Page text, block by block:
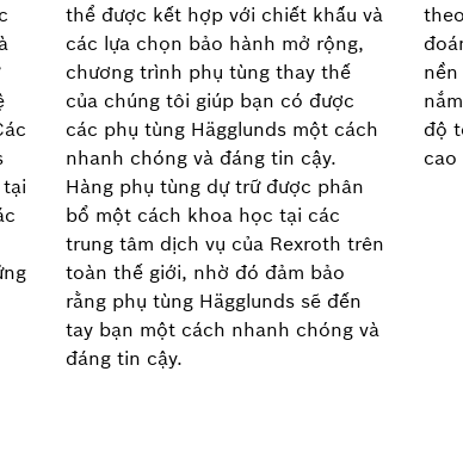
thể được kết hợp với chiết khấu và
các lựa chọn bảo hành mở rộng,
chương trình phụ tùng thay thế
của chúng tôi giúp bạn có được
các phụ tùng Hägglunds một cách
nhanh chóng và đáng tin cậy.
Hàng phụ tùng dự trữ được phân
bổ một cách khoa học tại các
trung tâm dịch vụ của Rexroth trên
toàn thế giới, nhờ đó đảm bảo
rằng phụ tùng Hägglunds sẽ đến
tay bạn một cách nhanh chóng và
đáng tin cậy.
độ
cao